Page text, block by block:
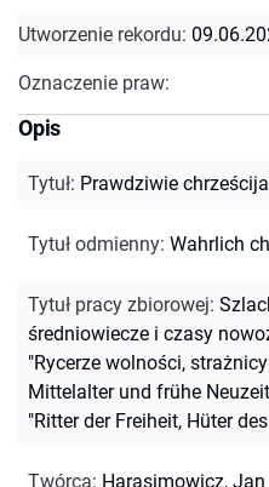
Utworzenie rekordu:
Oznaczenie praw:
Opis
Tytuł: Prawdziwie
Tytuł odmienny: Wahrlich
Tytuł pracy zbiorowej:
średniowiecze i czasy
"Rycerze wolności,
Mittelalter und frühe
"Ritter der Freiheit, Hüter
Twórca: Harasimowicz, Jan